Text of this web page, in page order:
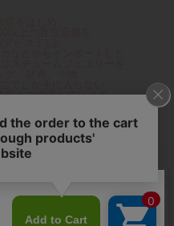
広くご用意しています。
品を取り揃え、
どメディア着用商品、
するコンテンツ、
自のポイント還元
をご提供。
や時計、小物などで、
よう願っています。
以上のご注文で送料無料◆